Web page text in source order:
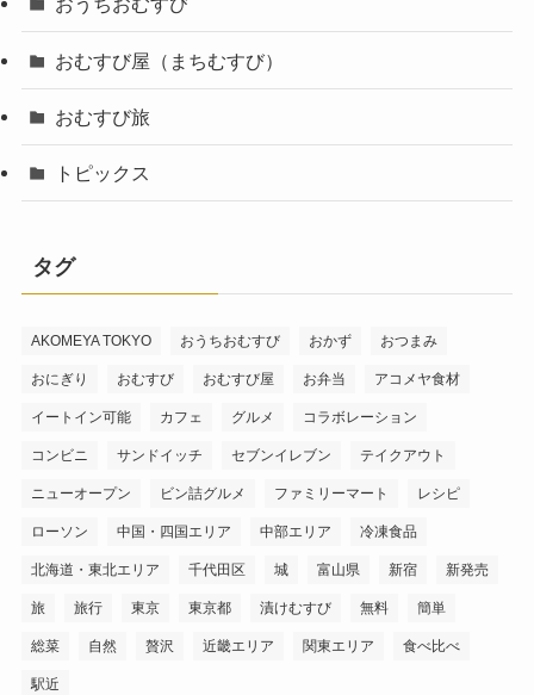
おむすび屋（まちむすび）
おむすび旅
トピックス
タグ
AKOMEYA TOKYO おうちおむすび おかず おつまみ
おにぎり おむすび おむすび屋 お弁当 アコメヤ食材
イートイン可能 カフェ グルメ コラボレーション
コンビニ サンドイッチ セブンイレブン テイクアウト
ニューオープン ビン詰グルメ ファミリーマート レシピ
ローソン 中国・四国エリア 中部エリア 冷凍食品
北海道・東北エリア 千代田区 城 富山県 新宿 新発売
旅 旅行 東京 東京都 漬けむすび 無料 簡単
総菜 自然 贅沢 近畿エリア 関東エリア 食べ比べ
駅近